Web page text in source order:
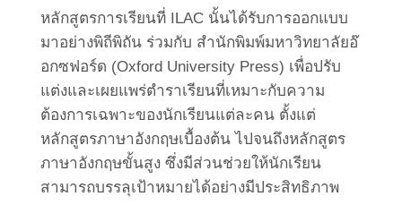
หลักสูตรการเรียนที่ ILAC นั้นได้รับการออกแบบ
มาอย่างพิถีพิถัน ร่วมกับ สำนักพิมพ์มหาวิทยาลัยอ๊
อกซฟอร์ด (Oxford University Press) เพื่อปรับ
แต่งและเผยแพร่ตำราเรียนที่เหมาะกับความ
ต้องการเฉพาะของนักเรียนแต่ละคน ตั้งแต่
หลักสูตรภาษาอังกฤษเบื้องต้น ไปจนถึงหลักสูตร
ภาษาอังกฤษขั้นสูง ซึ่งมีส่วนช่วยให้นักเรียน
สามารถบรรลุเป้าหมายได้อย่างมีประสิทธิภาพ